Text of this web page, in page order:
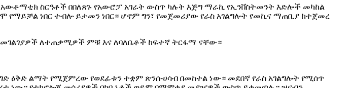
ስርዓቶች በበለጸጉ የአውሮፓ አገራት ውስጥ ካሉት እጅግ ማራኪ የኢንቨስትመንት እድሎች መካከል
የማይቻል ነበር ተብሎ ይታመን ነበር። ሆኖም ግን፣ የመጀመሪያው የራስ አገልግሎት የመኪና ማጠቢያ ከተጀመረ
መገልገያዎች ለተጠቃሚዎች ምቹ እና ለባለቤቶች ከፍተኛ ትርፋማ ናቸው።
ዕቅድ ልማት የሚጀምረው የወደፊቱን ተቋም ጽንሰ-ሀሳብ በመከተል ነው። መደበኛ የራስ አገልግሎት የሚሰጥ